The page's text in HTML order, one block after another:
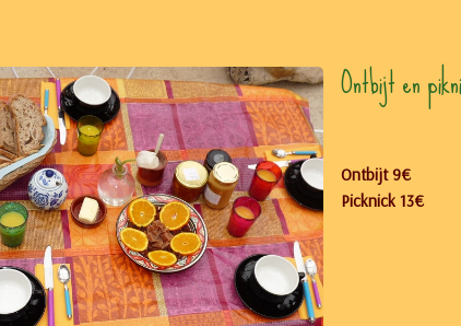
Ontbijt en
Ontbijt 9€
Picknick 13€